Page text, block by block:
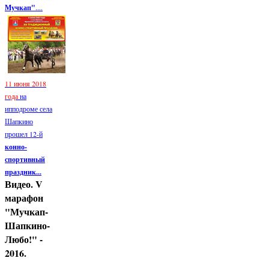
Мучкап"....
11 июня 2018
годана
ипподроме села
Шапкино
прошел 12-й
конно-
спортивный
праздник...
Видео. V
марафон
"Мучкап-
Шапкино-
Любо!" -
2016.